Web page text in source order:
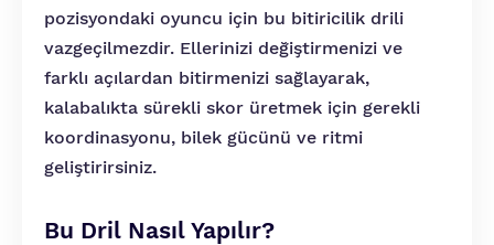
pozisyondaki oyuncu için bu bitiricilik drili
vazgeçilmezdir. Ellerinizi değiştirmenizi ve
farklı açılardan bitirmenizi sağlayarak,
kalabalıkta sürekli skor üretmek için gerekli
koordinasyonu, bilek gücünü ve ritmi
geliştirirsiniz.
Bu Dril Nasıl Yapılır?